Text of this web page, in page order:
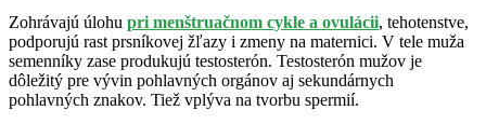
Zohrávajú úlohu pri menštruačnom cykle a ovulácii, tehotenstve,
podporujú rast prsníkovej žľazy i zmeny na maternici. V tele muža
semenníky zase produkujú testosterón. Testosterón mužov je
dôležitý pre vývin pohlavných orgánov aj sekundárnych
pohlavných znakov. Tiež vplýva na tvorbu spermií.